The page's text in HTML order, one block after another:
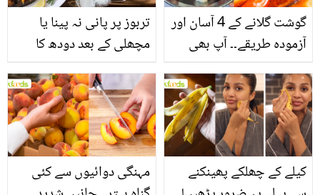
تربوز پر پانی نہ پینا یا
مچھلی کے بعد دودھ کا
سے متعلق غلط فہمیوں کی
حقیقت کیا ہے اور افواہ
کیا؟
گوشت گلانے کے 4 آسان اور
آزمودہ طریقے۔۔ آپ بھی
بتائے راز
مہنگی دوائیوں سے کئی
کیلے کے چھلکے پھینکنے